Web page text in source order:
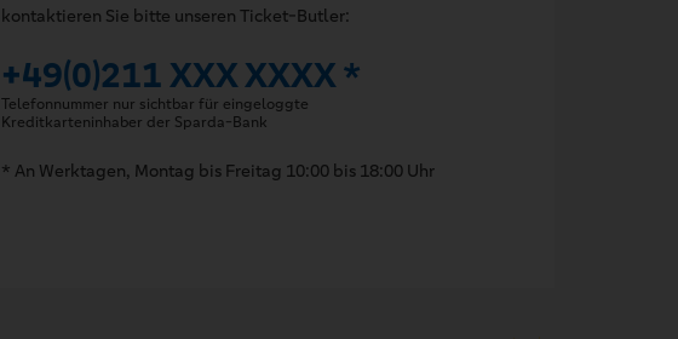
kontaktieren Sie bitte unseren Ticket-Butler:
+49(0)211 XXX XXXX *
Telefonnummer nur sichtbar für eingeloggte
Kreditkarteninhaber der Sparda-Bank
* An Werktagen, Montag bis Freitag 10:00 bis 18:00 Uhr